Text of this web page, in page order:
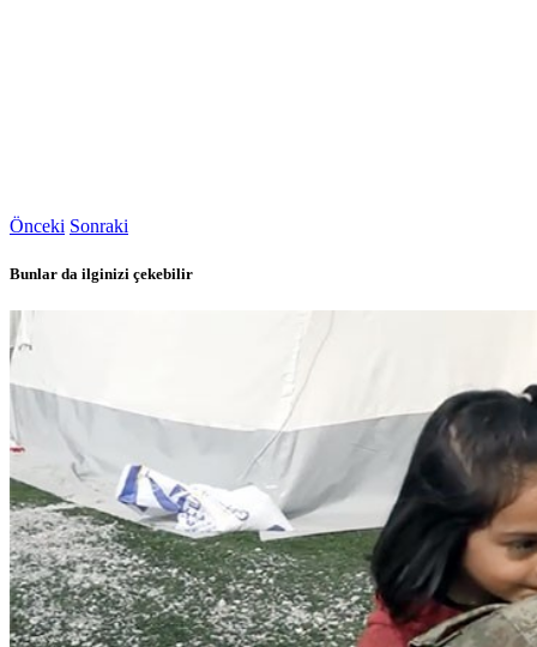
Önceki Sonraki
Bunlar da ilginizi çekebilir